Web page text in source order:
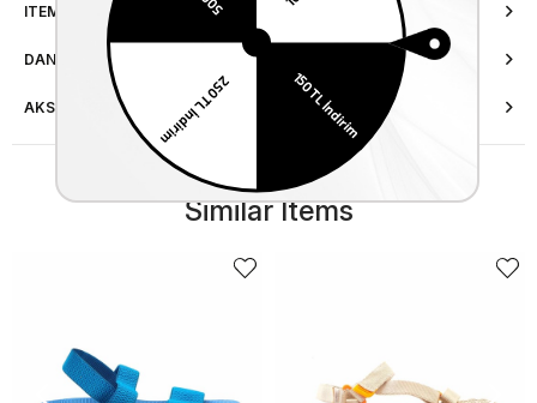
ITEM FEATURES
DANIŞMA HATTI
AKSESUAR ONARIMI
Similar Items